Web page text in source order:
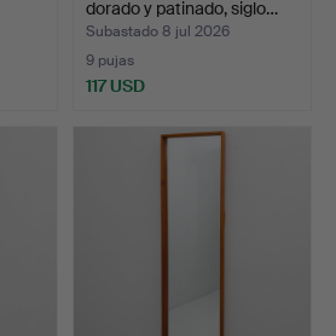
dorado y patinado, siglo…
Subastado 8 jul 2026
9 pujas
117 USD